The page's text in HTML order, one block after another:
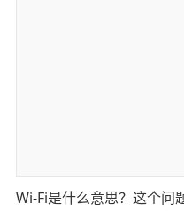
Wi-Fi是什么意思？这个问